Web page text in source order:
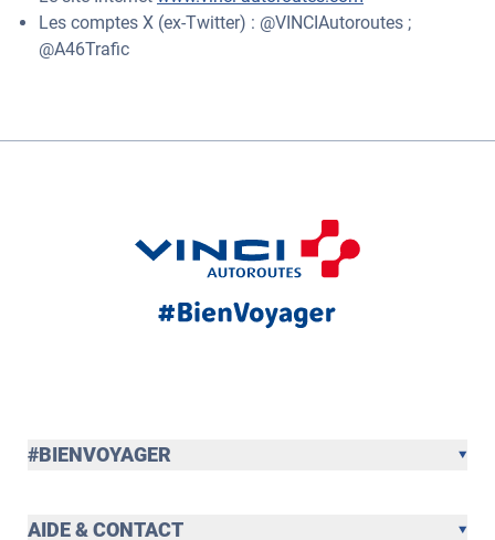
Les comptes X (ex-Twitter) : @VINCIAutoroutes ;
@A46Trafic
#BIENVOYAGER
AIDE & CONTACT